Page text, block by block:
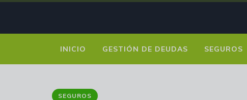
INICIO GESTIÓN DE DEUDAS SEGUROS
SEGUROS